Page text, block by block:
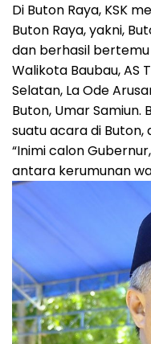
Di Buton Raya, KSK
Buton Raya, yakni,
dan berhasil bertemu
Walikota Baubau, AS
Selatan, La Ode
Buton, Umar Samiun.
suatu acara di
“Inimi calon
antara kerumunan